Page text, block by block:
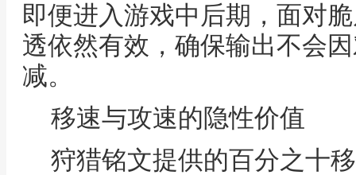
即便进入游戏中后期，面对
透依然有效，确保输出不会
减。
移速与攻速的隐性价值
狩猎铭文提供的百分之十